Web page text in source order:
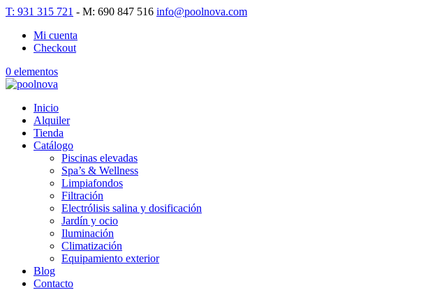
T: 931 315 721 - M: 690 847 516 info@poolnova.com
Mi cuenta
Checkout
0 elementos
Inicio
Alquiler
Tienda
Catálogo
Piscinas elevadas
Spa’s & Wellness
Limpiafondos
Filtración
Electrólisis salina y dosificación
Jardín y ocio
Iluminación
Climatización
Equipamiento exterior
Blog
Contacto